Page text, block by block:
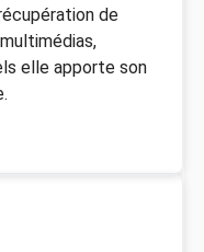
de
elle apporte son